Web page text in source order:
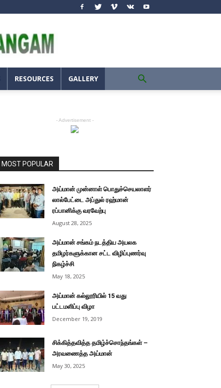
RESOURCES GALLERY
- Advertisement -
MOST POPULAR
அய்மான் முன்னாள் பொதுச்செயலாளர்
லால்பேட்டை அப்துல் ரஹ்மான்
ரப்பானிக்கு வரவேற்பு
August 28, 2025
அய்மான் சங்கம் நடத்திய அயலக
தமிழர்களுக்கான சட்ட விழிப்புணர்வு
நிகழ்ச்சி
May 18, 2025
அய்மான் கல்லூரியில் 15 வது
பட்டமளிப்பு விழா
December 19, 2019
சிக்கித்தவித்த தமிழ்ச்சொந்தங்கள் –
அரவணைத்த அய்மான்
May 30, 2025